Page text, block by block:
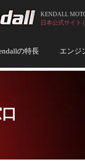
KENDALL
日本公式サイト (
の特長 エンジ